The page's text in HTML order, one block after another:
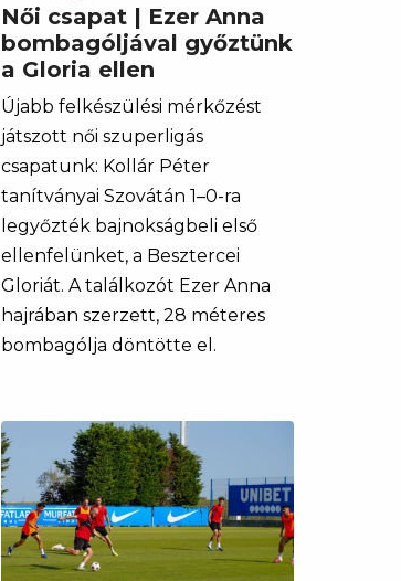
Női csapat | Ezer Anna
bombagóljával győztünk
a Gloria ellen
Újabb felkészülési mérkőzést
játszott női szuperligás
csapatunk: Kollár Péter
tanítványai Szovátán 1–0-ra
legyőzték bajnokságbeli első
ellenfelünket, a Besztercei
Gloriát. A találkozót Ezer Anna
hajrában szerzett, 28 méteres
bombagólja döntötte el.